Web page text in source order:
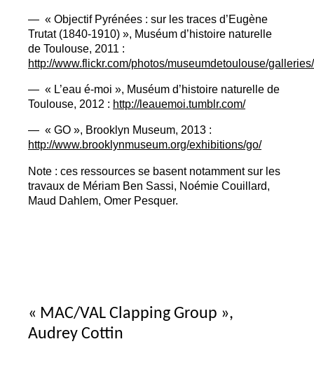
— « Objectif Pyrénées : sur les traces d’Eugène
Trutat (1840-1910) », Muséum d’histoire naturelle
de Toulouse, 2011 :
http://www.flickr.com/photos/museumdetoulouse/
— « L’eau é-moi », Muséum d’histoire naturelle de
Toulouse, 2012 : http://leauemoi.tumblr.com/
— « GO », Brooklyn Museum, 2013 :
http://www.brooklynmuseum.org/exhibitions/go/
Note : ces ressources se basent notamment sur les
travaux de Mériam Ben Sassi, Noémie Couillard,
Maud Dahlem, Omer Pesquer.
« MAC/VAL Clapping Group »,
Audrey Cottin